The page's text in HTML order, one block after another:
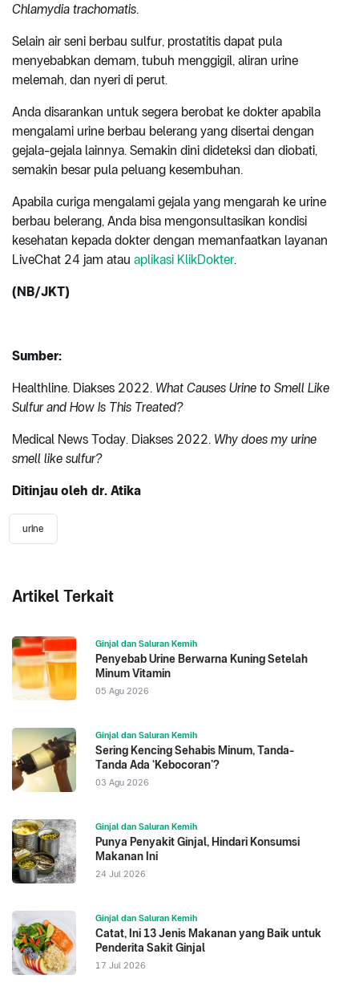
Chlamydia trachomatis.
Selain air seni berbau sulfur, prostatitis dapat pula
menyebabkan demam, tubuh menggigil, aliran urine
melemah, dan nyeri di perut.
Anda disarankan untuk segera berobat ke dokter apabila
mengalami urine berbau belerang yang disertai dengan
gejala-gejala lainnya. Semakin dini dideteksi dan diobati,
semakin besar pula peluang kesembuhan.
Apabila curiga mengalami gejala yang mengarah ke urine
berbau belerang, Anda bisa mengonsultasikan kondisi
kesehatan kepada dokter dengan memanfaatkan layanan
LiveChat 24 jam atau aplikasi KlikDokter.
(NB/JKT)
Sumber:
Healthline. Diakses 2022. What Causes Urine to Smell Like
Sulfur and How Is This Treated?
Medical News Today. Diakses 2022. Why does my urine
smell like sulfur?
Ditinjau oleh dr. Atika
urine
Artikel Terkait
Ginjal dan Saluran Kemih
Penyebab Urine Berwarna Kuning Setelah
Minum Vitamin
05 Agu 2026
Ginjal dan Saluran Kemih
Sering Kencing Sehabis Minum, Tanda-
Tanda Ada ‘Kebocoran’?
03 Agu 2026
Ginjal dan Saluran Kemih
Punya Penyakit Ginjal, Hindari Konsumsi
Makanan Ini
24 Jul 2026
Ginjal dan Saluran Kemih
Catat, Ini 13 Jenis Makanan yang Baik untuk
Penderita Sakit Ginjal
17 Jul 2026